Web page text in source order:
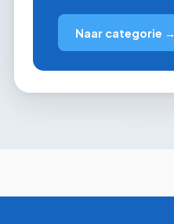
Naar categorie →